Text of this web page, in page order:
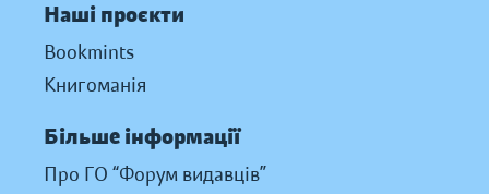
Наші проєкти
Bookmints
Книгоманія
Більше інформації
Про ГО “Форум видавців”